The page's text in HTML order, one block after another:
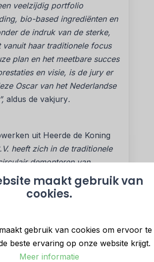
maakt gebruik van
cookies.
gebruik van cookies om ervoor te
beste ervaring op onze website krijgt.
Meer informatie
veelzijdig portfolio
bio-based ingrediënten en
de indruk van de sterke,
haar traditionele focus
plan en het meetbare succes
en visie, is de jury er
Oscar van het Nederlandse
aldus de vakjury.
uit Heerde de Koning
heeft zich in de traditionele
demonteren van
naar circulair. De vakjury
om deze traditionele
en de wil om voorloper te zijn
met een
in breder
stakeholders). Dit maakt
deze Oscar van het